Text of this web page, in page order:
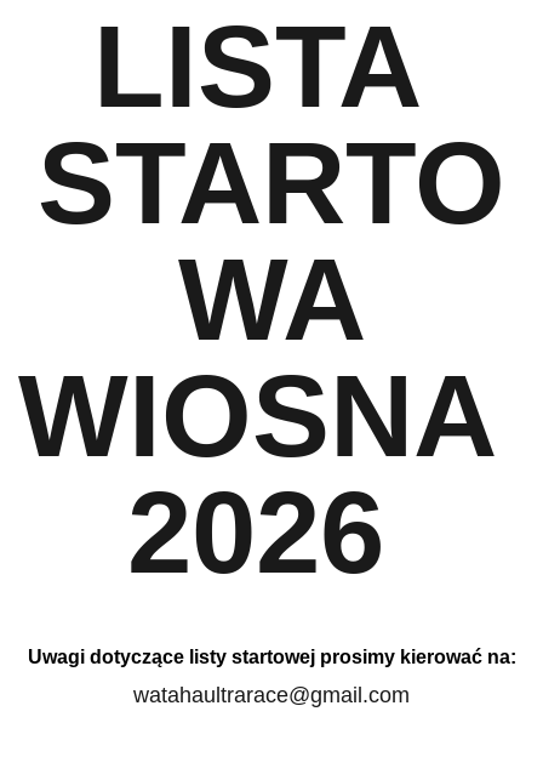
Uwagi dotyczące listy startowej prosimy kierować na:
watahaultrarace@gmail.com
LISTA
STARTO
WA
WIOSNA
2026